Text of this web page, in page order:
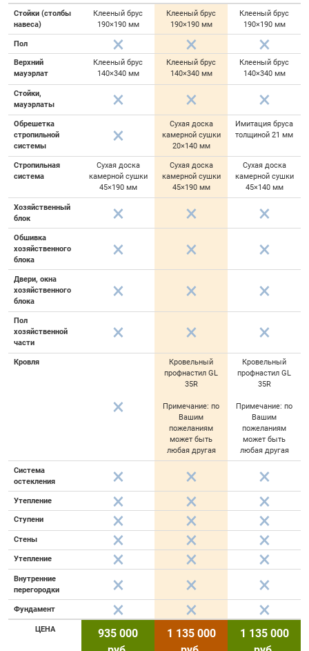
Стойки (столбы
навеса)
Клееный брус
190×190 мм
Клееный брус
190×190 мм
Клееный брус
190×190 мм
Пол
Верхний
мауэрлат
Клееный брус
140×340 мм
Клееный брус
140×340 мм
Клееный брус
140×340 мм
Стойки,
мауэрлаты
Обрешетка
стропильной
системы
Сухая доска
камерной сушки
20×140 мм
Имитация бруса
толщиной 21 мм
Стропильная
система
Сухая доска
камерной сушки
45×190 мм
Сухая доска
камерной сушки
45×190 мм
Сухая доска
камерной сушки
45×140 мм
Хозяйственный
блок
Обшивка
хозяйственного
блока
Двери, окна
хозяйственного
блока
Пол
хозяйственной
части
Кровля
Кровельный
профнастил GL
35R
Примечание: по
Вашим
пожеланиям
может быть
любая другая
Кровельный
профнастил GL
35R
Примечание: по
Вашим
пожеланиям
может быть
любая другая
Система
остекления
Утепление
Ступени
Стены
Утепление
Внутренние
перегородки
Фундамент
ЦЕНА
935 000
1 135 000
1 135 000